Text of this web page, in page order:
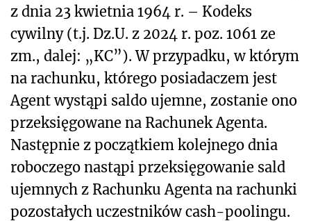
z dnia 23 kwietnia 1964 r. – Kodeks
cywilny (t.j. Dz.U. z 2024 r. poz. 1061 ze
zm., dalej: „KC”). W przypadku, w którym
na rachunku, którego posiadaczem jest
Agent wystąpi saldo ujemne, zostanie ono
przeksięgowane na Rachunek Agenta.
Następnie z początkiem kolejnego dnia
roboczego nastąpi przeksięgowanie sald
ujemnych z Rachunku Agenta na rachunki
pozostałych uczestników cash-poolingu.